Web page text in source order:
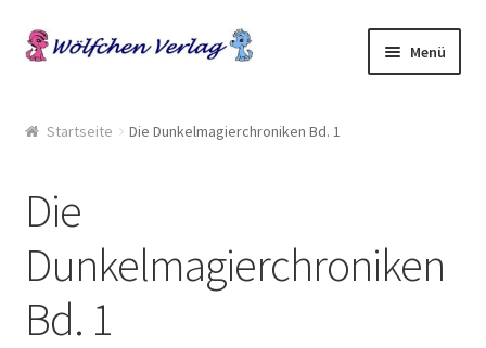
Zur
Navigation
Springe
zum
Menü
AGB
Anthologien
Ausschreibung Erotik-Furry-Artbook
Startseite Die Dunkelmagierchroniken Bd. 1
Die
Dunkelmagierchroniken
Bd. 1